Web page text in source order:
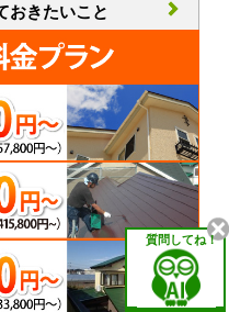
おきたいこと
質問してね！